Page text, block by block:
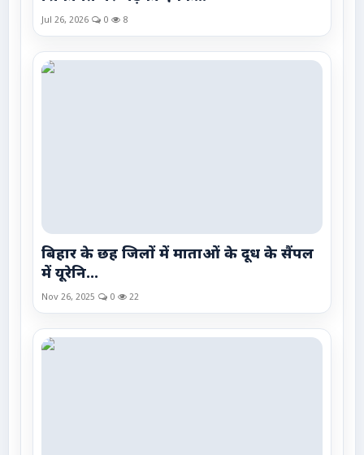
Jul 26, 2026 0 8
बिहार के छह जिलों में माताओं के दूध के सैंपल
में यूरेनि...
Nov 26, 2025 0 22